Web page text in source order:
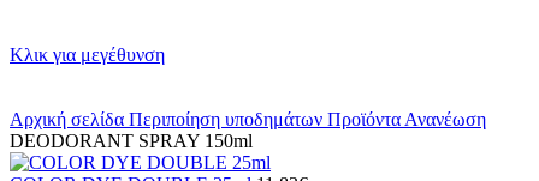
Κλικ για μεγέθυνση
Αρχική σελίδα Περιποίηση υποδημάτων Προϊόντα Ανανέωση
DEODORANT SPRAY 150ml